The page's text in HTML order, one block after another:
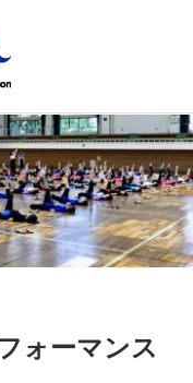
STAFF
BLOG
ォーマンス